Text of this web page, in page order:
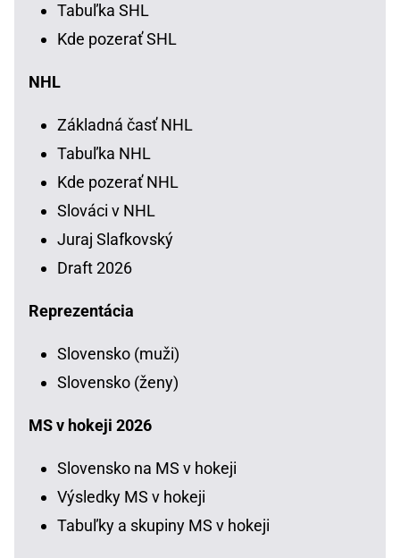
Tabuľka SHL
Kde pozerať SHL
NHL
Základná časť NHL
Tabuľka NHL
Kde pozerať NHL
Slováci v NHL
Juraj Slafkovský
Draft 2026
Reprezentácia
Slovensko (muži)
Slovensko (ženy)
MS v hokeji 2026
Slovensko na MS v hokeji
Výsledky MS v hokeji
Tabuľky a skupiny MS v hokeji